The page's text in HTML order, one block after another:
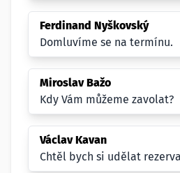
Ferdinand Nyškovský
Domluvíme se na termínu.
Miroslav Bažo
Kdy Vám můžeme zavolat?
Václav Kavan
Chtěl bych si udělat